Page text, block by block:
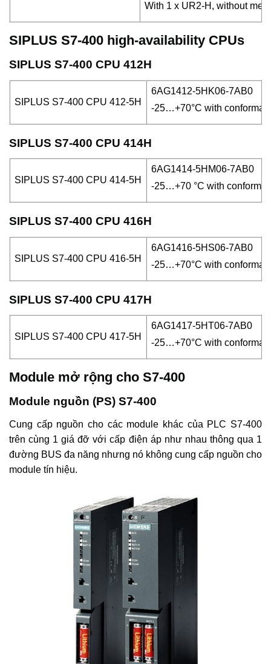
With 1 x UR2-H, without
SIPLUS S7-400 high-availability CPUs
SIPLUS S7-400 CPU 412H
SIPLUS S7-400 CPU 412-5H
6AG1412-5HK06-7AB0
-25…+70°C with conformal
SIPLUS S7-400 CPU 414H
SIPLUS S7-400 CPU 414-5H
6AG1414-5HM06-7AB0
-25…+70 °C with conformal
SIPLUS S7-400 CPU 416H
SIPLUS S7-400 CPU 416-5H
6AG1416-5HS06-7AB0
-25…+70°C with conformal
SIPLUS S7-400 CPU 417H
SIPLUS S7-400 CPU 417-5H
6AG1417-5HT06-7AB0
-25…+70°C with conformal
Module mở rộng cho S7-400
Module nguồn (PS) S7-400
Cung cấp nguồn cho các module khác của PLC S7-400
trên cùng 1 giá đỡ với cấp điện áp như nhau thông qua 1
đường BUS đa năng nhưng nó không cung cấp nguồn cho
module tín hiệu.